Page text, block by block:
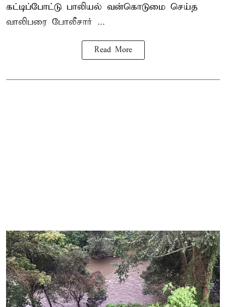
கட்டிப்போட்டு பாலியல் வன்கொடுமை செய்த
வாலிபரை போலீசார் ...
Read More